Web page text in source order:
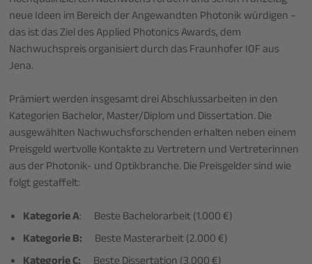
neue Ideen im Bereich der Angewandten Photonik würdigen –
das ist das Ziel des Applied Photonics Awards, dem
Nachwuchspreis organisiert durch das Fraunhofer IOF aus
Jena.
Prämiert werden insgesamt drei Abschlussarbeiten in den
Kategorien Bachelor, Master/Diplom und Dissertation. Die
ausgewählten Nachwuchsforschenden erhalten neben einem
Preisgeld wertvolle Kontakte zu Vertretern und Vertreterinnen
aus der Photonik- und Optikbranche. Die Preisgelder sind wie
folgt gestaffelt:
Kategorie A: Beste Bachelorarbeit (1.000 €)
Kategorie B:
Beste Masterarbeit (2.000 €)